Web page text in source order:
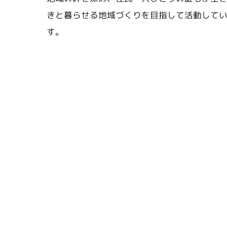
きと暮らせる地域づくりを目指して活動して
す。